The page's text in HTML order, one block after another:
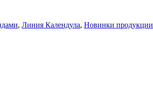
, Линия Календула, Новинки продукции